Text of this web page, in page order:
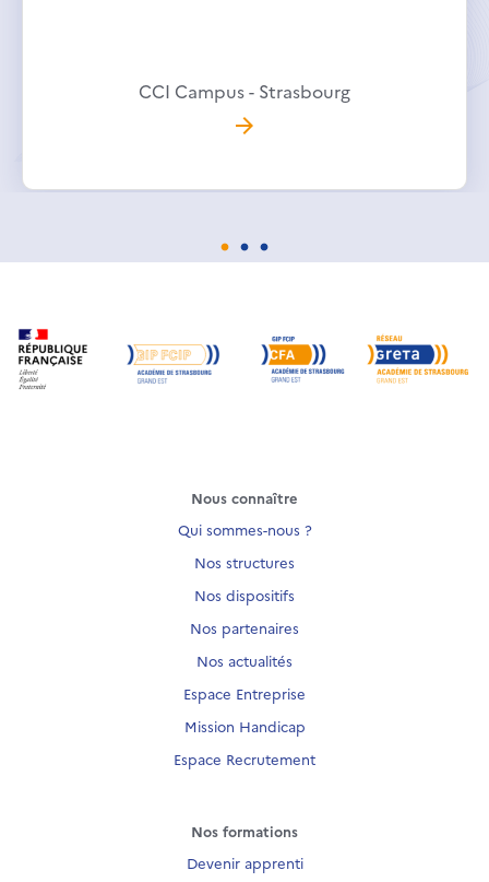
CCI Campus - Strasbourg
Nous connaître
Qui sommes-nous ?
Nos structures
Nos dispositifs
Nos partenaires
Nos actualités
Espace Entreprise
Mission Handicap
Espace Recrutement
Nos formations
Devenir apprenti